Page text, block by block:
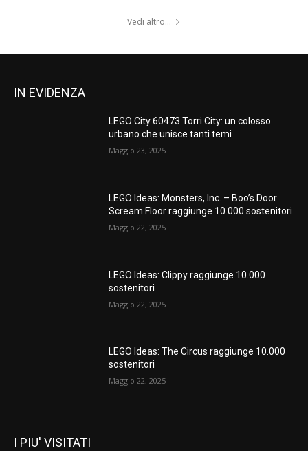
Vedi altro...
IN EVIDENZA
LEGO City 60473 Torri City: un colosso
urbano che unisce tanti temi
Maggio 23, 2025
LEGO Ideas: Monsters, Inc. – Boo’s Door
Scream Floor raggiunge 10.000 sostenitori
Maggio 22, 2025
LEGO Ideas: Clippy raggiunge 10.000
sostenitori
Maggio 22, 2025
LEGO Ideas: The Circus raggiunge 10.000
sostenitori
Maggio 22, 2025
I PIU' VISITATI